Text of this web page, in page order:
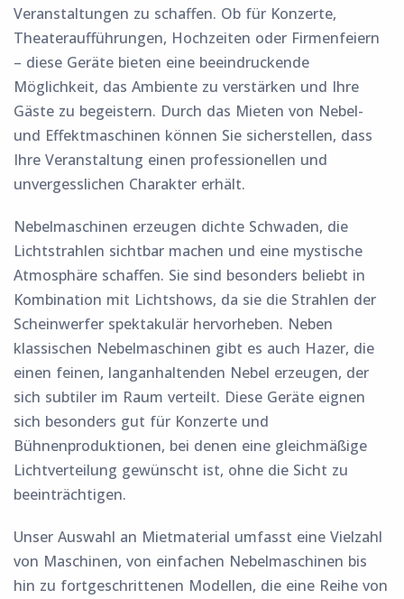
Veranstaltungen zu schaffen. Ob für Konzerte,
Theateraufführungen, Hochzeiten oder Firmenfeiern
– diese Geräte bieten eine beeindruckende
Möglichkeit, das Ambiente zu verstärken und Ihre
Gäste zu begeistern. Durch das Mieten von Nebel-
und Effektmaschinen können Sie sicherstellen, dass
Ihre Veranstaltung einen professionellen und
unvergesslichen Charakter erhält.
Nebelmaschinen erzeugen dichte Schwaden, die
Lichtstrahlen sichtbar machen und eine mystische
Atmosphäre schaffen. Sie sind besonders beliebt in
Kombination mit Lichtshows, da sie die Strahlen der
Scheinwerfer spektakulär hervorheben. Neben
klassischen Nebelmaschinen gibt es auch Hazer, die
einen feinen, langanhaltenden Nebel erzeugen, der
sich subtiler im Raum verteilt. Diese Geräte eignen
sich besonders gut für Konzerte und
Bühnenproduktionen, bei denen eine gleichmäßige
Lichtverteilung gewünscht ist, ohne die Sicht zu
beeinträchtigen.
Unser Auswahl an Mietmaterial umfasst eine Vielzahl
von Maschinen, von einfachen Nebelmaschinen bis
hin zu fortgeschrittenen Modellen, die eine Reihe von